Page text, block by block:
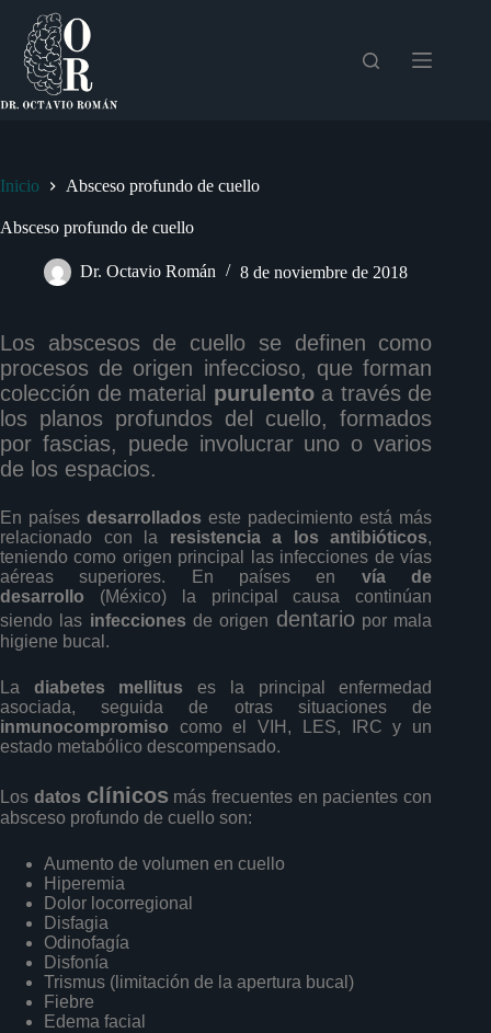
contenido
Inicio Absceso profundo de cuello
Absceso profundo de cuello
Dr. Octavio Román 8 de noviembre de 2018
Los abscesos de cuello se definen como
procesos de origen infeccioso, que forman
colección de material purulentoa través de
los planos profundos del cuello, formados
por fascias, puede involucrar uno o varios
de los espacios.
En paísesdesarrollados este padecimiento está más
relacionado con la resistencia a los antibióticos,
teniendo como origen principal las infecciones de vías
aéreas superiores. En países en vía de
desarrollo (México) la principal causa continúan
siendo las infecciones de origen dentariopor mala
higiene bucal.
La diabetes mellitus es la principal enfermedad
asociada, seguida de otras situaciones de
inmunocompromiso como el VIH, LES, IRC y un
estado metabólico descompensado.
Los datos clínicosmás frecuentes en pacientes con
absceso profundo de cuello son:
Aumento de volumen en cuello
Hiperemia
Dolor locorregional
Disfagia
Odinofagía
Disfonía
Trismus (limitación de la apertura bucal)
Fiebre
Edema facial